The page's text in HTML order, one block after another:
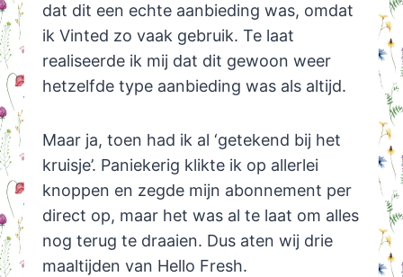
dat dit een echte aanbieding was, omdat
ik Vinted zo vaak gebruik. Te laat
realiseerde ik mij dat dit gewoon weer
hetzelfde type aanbieding was als altijd.
Maar ja, toen had ik al ‘getekend bij het
kruisje’. Paniekerig klikte ik op allerlei
knoppen en zegde mijn abonnement per
direct op, maar het was al te laat om alles
nog terug te draaien. Dus aten wij drie
maaltijden van Hello Fresh.